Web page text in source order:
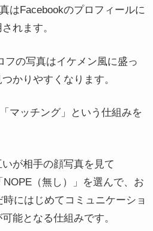
はFacebookのプロフィールに
れます。
フの写真はイケメン風に盛っ
かりやすくなります。
マッチング」という仕組みを
が相手の顔写真を見て
NOPE（無し）」を選んで、お
にはじめてコミュニケーショ
能となる仕組みです。